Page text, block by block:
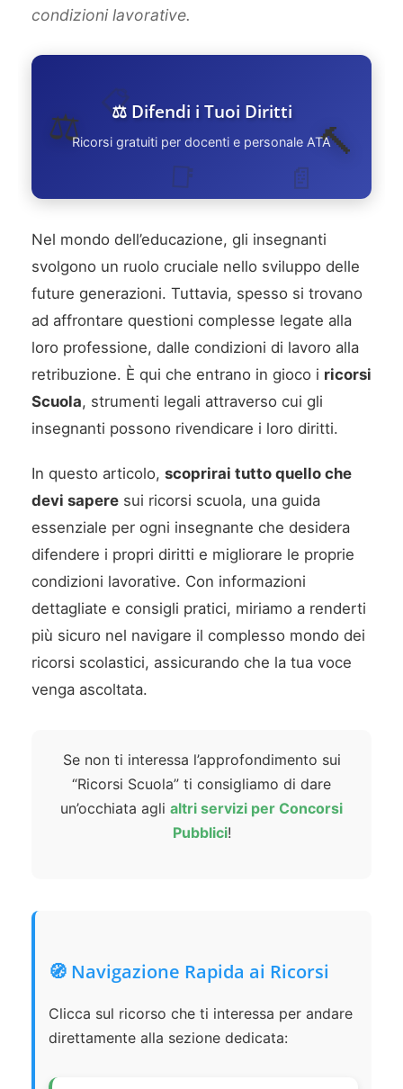
condizioni lavorative.
⚖️ 🔨
📋
📄
📑
⚖️ Difendi i Tuoi Diritti
Ricorsi gratuiti per docenti e personale ATA
Nel mondo dell’educazione, gli insegnanti
svolgono un ruolo cruciale nello sviluppo delle
future generazioni. Tuttavia, spesso si trovano
ad affrontare questioni complesse legate alla
loro professione, dalle condizioni di lavoro alla
retribuzione. È qui che entrano in gioco i ricorsi
Scuola, strumenti legali attraverso cui gli
insegnanti possono rivendicare i loro diritti.
In questo articolo, scoprirai tutto quello che
devi sapere sui ricorsi scuola, una guida
essenziale per ogni insegnante che desidera
difendere i propri diritti e migliorare le proprie
condizioni lavorative. Con informazioni
dettagliate e consigli pratici, miriamo a renderti
più sicuro nel navigare il complesso mondo dei
ricorsi scolastici, assicurando che la tua voce
venga ascoltata.
Se non ti interessa l’approfondimento sui
“Ricorsi Scuola” ti consigliamo di dare
un’occhiata agli altri servizi per Concorsi
Pubblici!
🧭 Navigazione Rapida ai Ricorsi
Clicca sul ricorso che ti interessa per andare
direttamente alla sezione dedicata: